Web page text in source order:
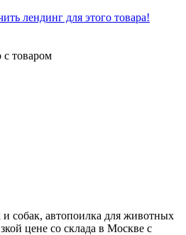
лендинг для этого товара!
с товаром
собак, автопоилка для животных
цене со склада в Москве с